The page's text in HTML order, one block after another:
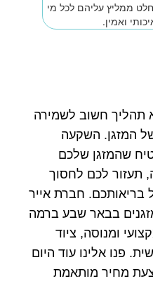
ממליץ עליהם לכל מי
ואמין.
תהליך חשוב לשמירה
המזגן. השקעה
שהמזגן שלכם
תעזור לכם לחסוך
בריאותכם. חברת אייר
מזגנים בבאר שבע ברמה
ומנוסה, ציוד
פנו אלינו עוד היום
מחיר מותאמת